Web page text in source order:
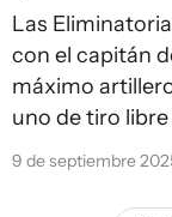
Las
con el capitán
máximo
uno de tiro libre
9 de septiembre